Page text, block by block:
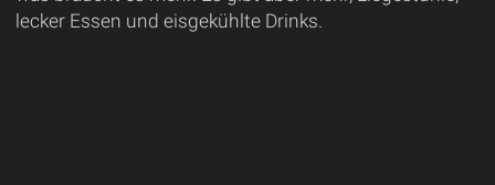
lecker Essen und eisgekühlte Drinks.